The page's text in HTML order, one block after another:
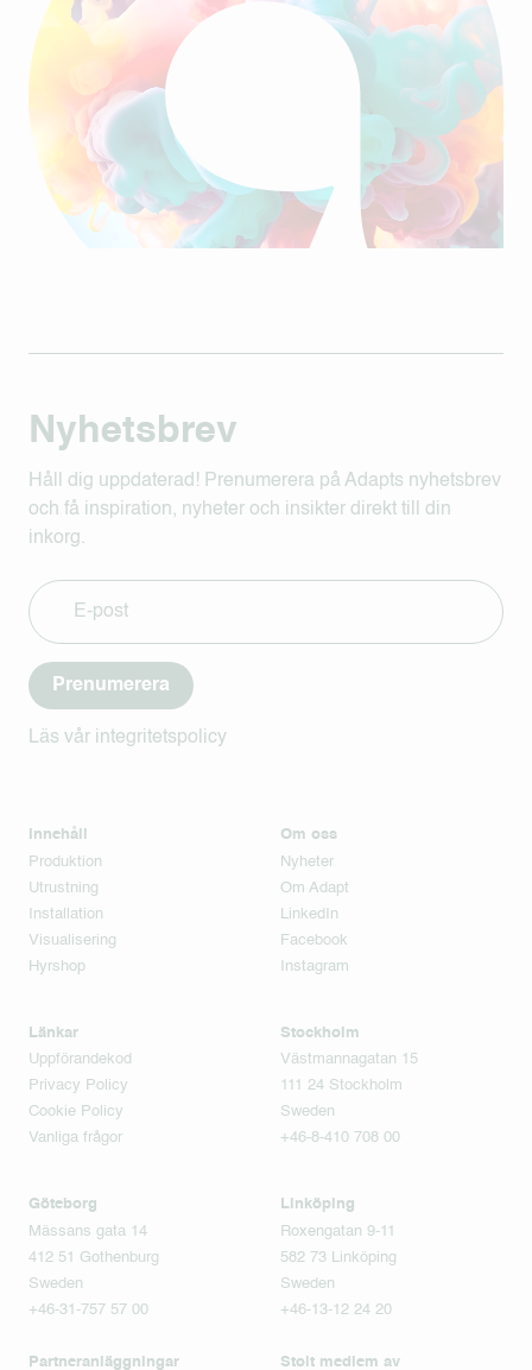
Nyhetsbrev
Håll dig uppdaterad! Prenumerera på Adapts nyhetsbrev
och få inspiration, nyheter och insikter direkt till din
inkorg.
Prenumerera
Läs vår integritetspolicy
Innehåll
Produktion
Utrustning
Installation
Visualisering
Hyrshop
Om oss
Nyheter
Om Adapt
LinkedIn
Facebook
Instagram
Länkar
Uppförandekod
Privacy Policy
Cookie Policy
Vanliga frågor
Stockholm
Västmannagatan 15
111 24 Stockholm
Sweden
+46-8-410 708 00
Göteborg
Mässans gata 14
412 51 Gothenburg
Sweden
+46-31-757 57 00
Linköping
Roxengatan 9-11
582 73 Linköping
Sweden
+46-13-12 24 20
Partneranläggningar Stolt medlem av